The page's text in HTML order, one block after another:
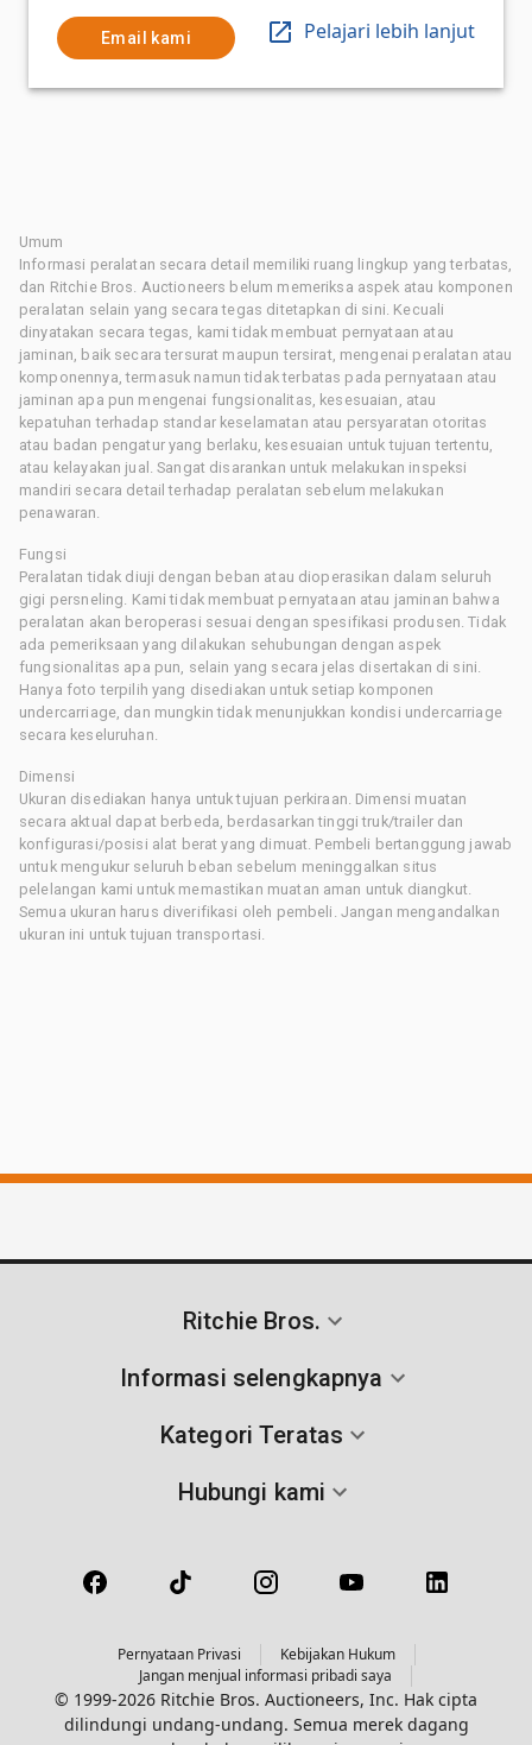
Email kami Pelajari lebih lanjut
Umum
Informasi peralatan secara detail memiliki ruang lingkup yang terbatas,
dan Ritchie Bros. Auctioneers belum memeriksa aspek atau komponen
peralatan selain yang secara tegas ditetapkan di sini. Kecuali
dinyatakan secara tegas, kami tidak membuat pernyataan atau
jaminan, baik secara tersurat maupun tersirat, mengenai peralatan atau
komponennya, termasuk namun tidak terbatas pada pernyataan atau
jaminan apa pun mengenai fungsionalitas, kesesuaian, atau
kepatuhan terhadap standar keselamatan atau persyaratan otoritas
atau badan pengatur yang berlaku, kesesuaian untuk tujuan tertentu,
atau kelayakan jual. Sangat disarankan untuk melakukan inspeksi
mandiri secara detail terhadap peralatan sebelum melakukan
penawaran.
Fungsi
Peralatan tidak diuji dengan beban atau dioperasikan dalam seluruh
gigi persneling. Kami tidak membuat pernyataan atau jaminan bahwa
peralatan akan beroperasi sesuai dengan spesifikasi produsen. Tidak
ada pemeriksaan yang dilakukan sehubungan dengan aspek
fungsionalitas apa pun, selain yang secara jelas disertakan di sini.
Hanya foto terpilih yang disediakan untuk setiap komponen
undercarriage, dan mungkin tidak menunjukkan kondisi undercarriage
secara keseluruhan.
Dimensi
Ukuran disediakan hanya untuk tujuan perkiraan. Dimensi muatan
secara aktual dapat berbeda, berdasarkan tinggi truk/trailer dan
konfigurasi/posisi alat berat yang dimuat. Pembeli bertanggung jawab
untuk mengukur seluruh beban sebelum meninggalkan situs
pelelangan kami untuk memastikan muatan aman untuk diangkut.
Semua ukuran harus diverifikasi oleh pembeli. Jangan mengandalkan
ukuran ini untuk tujuan transportasi.
Ritchie Bros.
Informasi selengkapnya
Kategori Teratas
Hubungi kami
Pernyataan Privasi
Kebijakan Hukum
Jangan menjual informasi pribadi saya
© 1999-2026 Ritchie Bros. Auctioneers, Inc. Hak cipta
dilindungi undang-undang. Semua merek dagang